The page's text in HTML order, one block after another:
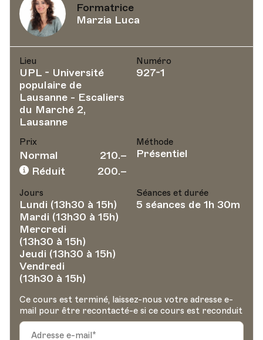
Formatrice
Marzia Luca
Lieu
UPL - Université
populaire de
Lausanne - Escaliers
du Marché 2,
Lausanne
Numéro
927-1
Prix
Normal
210.–
Réduit
200.–
Méthode
Présentiel
Jours
Lundi (13h30 à 15h)
Mardi (13h30 à 15h)
Mercredi
(13h30 à 15h)
Jeudi (13h30 à 15h)
Vendredi
(13h30 à 15h)
Séances et durée
5 séances de 1h 30m
Ce cours est terminé, laissez-nous votre adresse e-
mail pour être recontacté-e si ce cours est reconduit